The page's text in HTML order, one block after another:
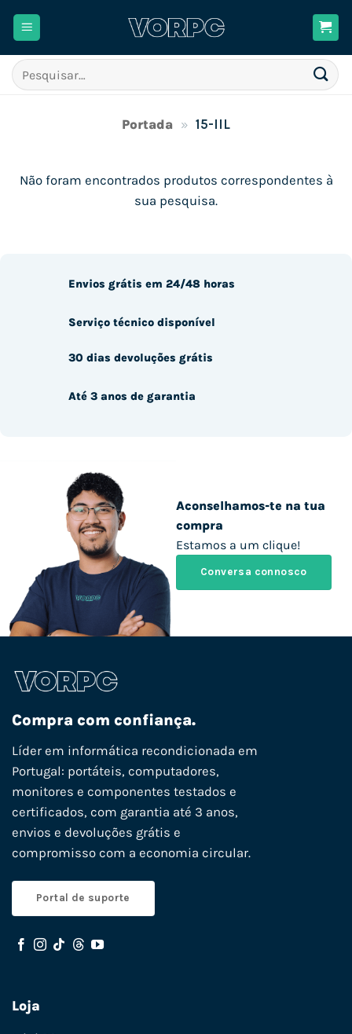
Pesquisar
por:
Portada » 15-IIL
Não foram encontrados produtos correspondentes à
sua pesquisa.
Aconselhamos-te na tua
compra
Estamos a um clique!
Conversa connosco
Envios grátis em 24/48 horas
Serviço técnico disponível
30 dias devoluções grátis
Até 3 anos de garantia
Compra com confiança.
Líder em informática recondicionada em
Portugal: portáteis, computadores,
monitores e componentes testados e
certificados, com garantia até 3 anos,
envios e devoluções grátis e
compromisso com a economia circular.
Portal de suporte
Loja